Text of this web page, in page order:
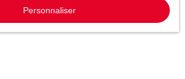
Personnaliser